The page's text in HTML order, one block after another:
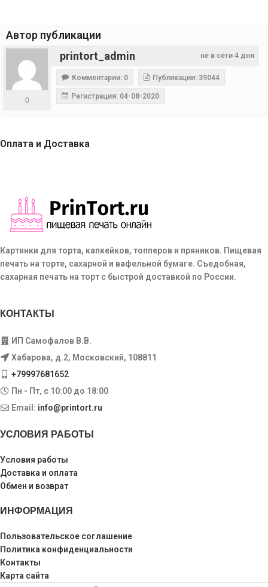
Автор публикации
не в сети 4 дня
printort_admin
0
Комментарии: 0 Публикации: 39044
Регистрация: 04-08-2020
Оплата и Доставка
Картинки для торта, капкейков, топперов и пряников. Пищевая
печать на торте, сахарной и вафельной бумаге. Съедобная,
сахарная печать на торт с быстрой доставкой по России.
КОНТАКТЫ
ИП Самофалов В.В.
Хабарова, д.2, Московский, 108811
+79997681652
Пн - Пт, с 10:00 до 18:00
Email: info@printort.ru
УСЛОВИЯ РАБОТЫ
Условия работы
Доставка и оплата
Обмен и возврат
ИНФОРМАЦИЯ
Пользовательское соглашение
Политика конфиденциальности
Контакты
Карта сайта